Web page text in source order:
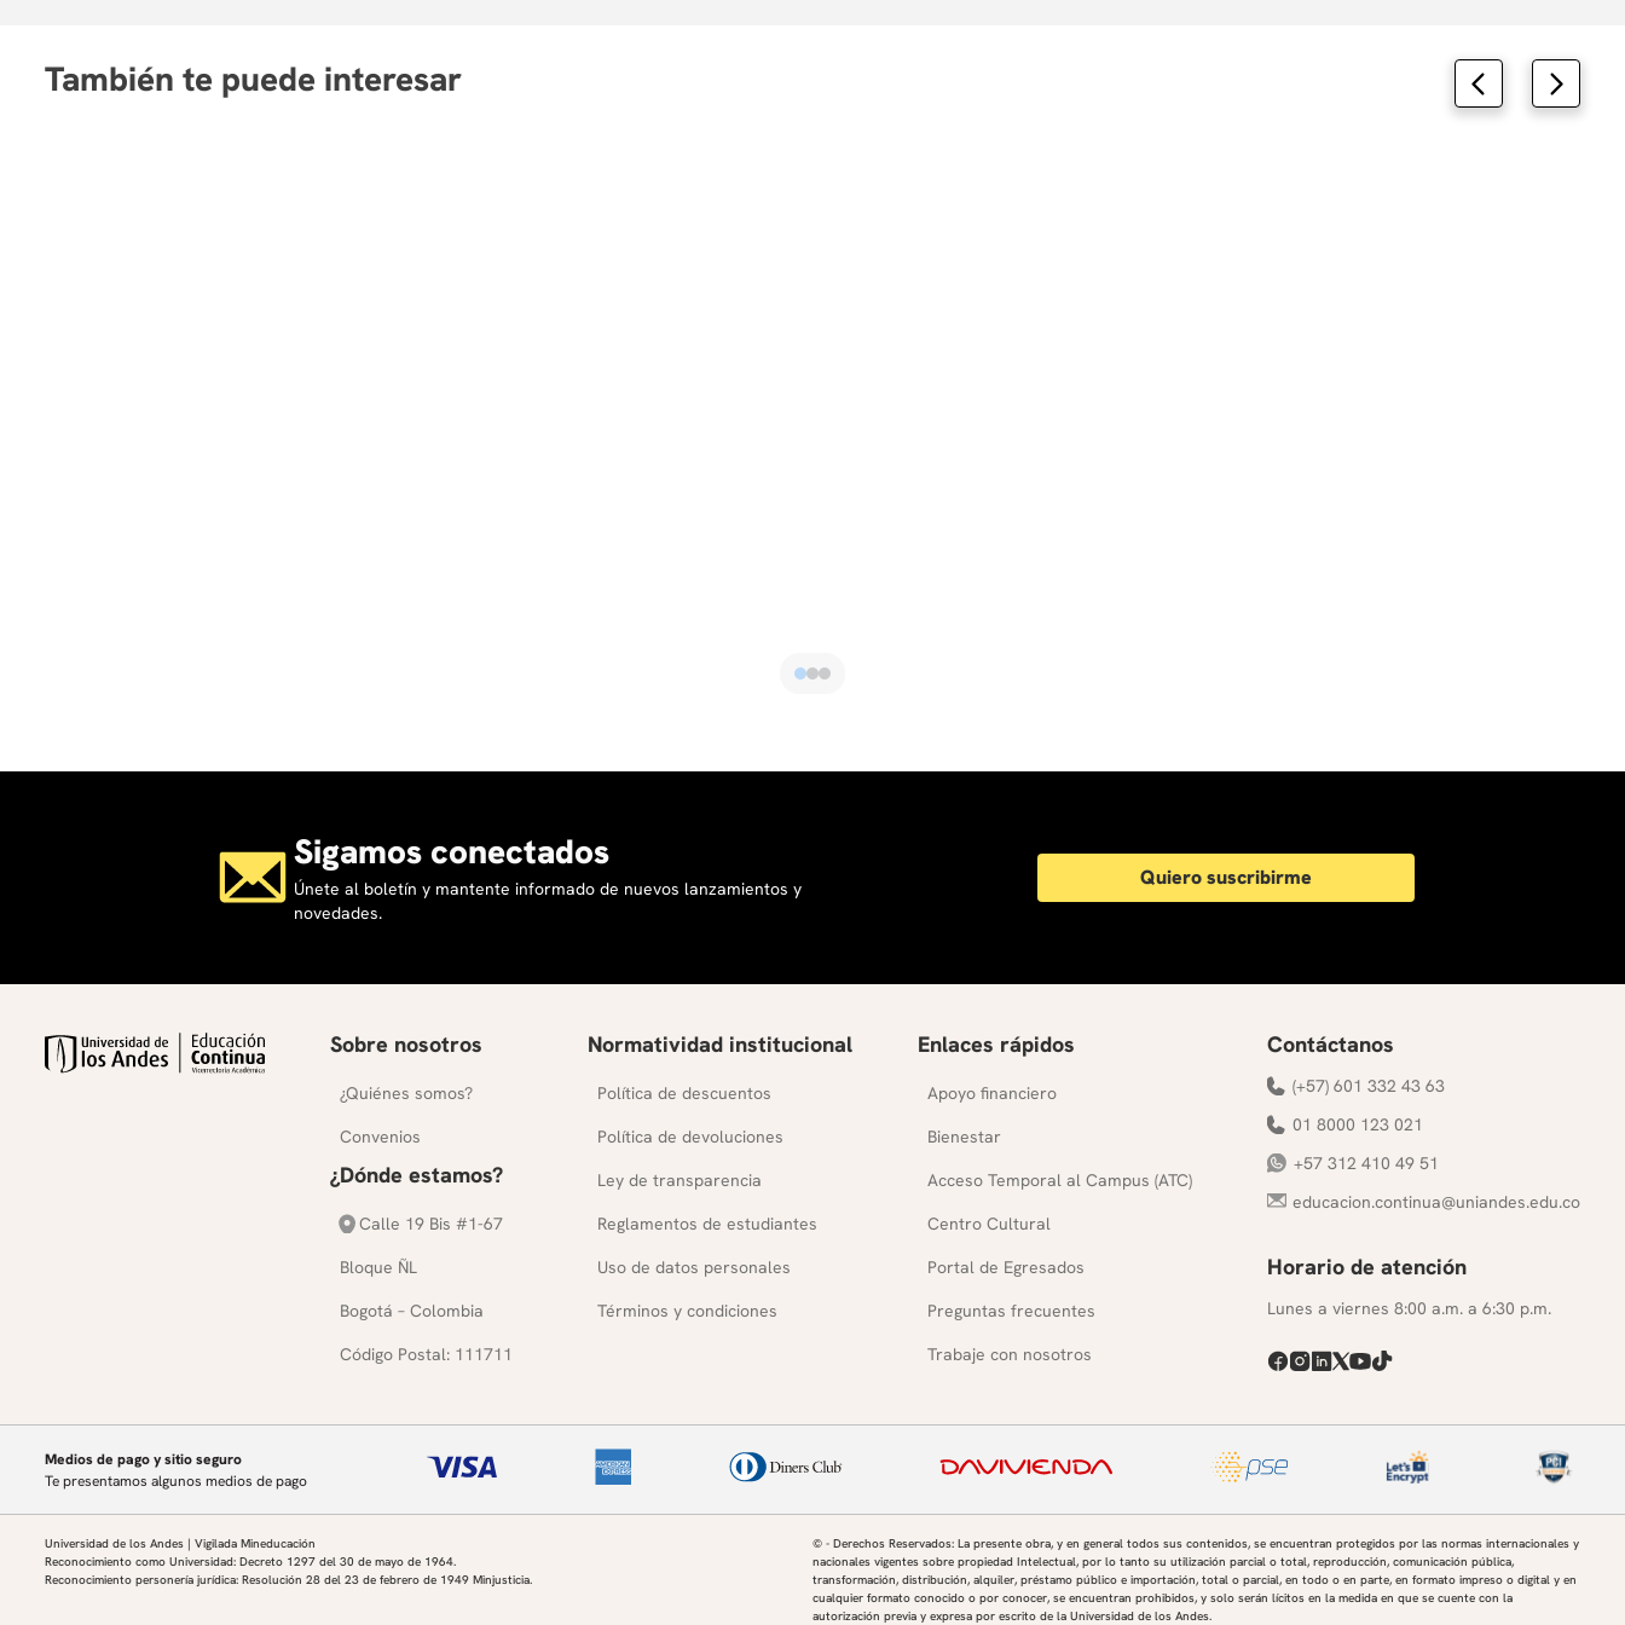
También te puede interesar
Sigamos conectados
Únete al boletín y mantente informado de nuevos lanzamientos y
novedades.
Quiero suscribirme
Sobre nosotros
¿Quiénes somos?
Convenios
¿Dónde estamos?
Calle 19 Bis #1-67
Bloque ÑL
Bogotá – Colombia
Código Postal: 111711
Normatividad institucional
Política de descuentos
Política de devoluciones
Ley de transparencia
Reglamentos de estudiantes
Uso de datos personales
Términos y condiciones
Enlaces rápidos
Apoyo financiero
Bienestar
Acceso Temporal al Campus (ATC)
Centro Cultural
Portal de Egresados
Preguntas frecuentes
Trabaje con nosotros
Contáctanos
(+57) 601 332 43 63
01 8000 123 021
+57 312 410 49 51
educacion.continua@uniandes.edu.co
Horario de atención
Lunes a viernes 8:00 a.m. a 6:30 p.m.
Medios de pago y sitio seguro
Te presentamos algunos medios de pago
Universidad de los Andes | Vigilada Mineducación
Reconocimiento como Universidad: Decreto 1297 del 30 de mayo de 1964.
Reconocimiento personería jurídica: Resolución 28 del 23 de febrero de 1949 Minjusticia.
© - Derechos Reservados: La presente obra, y en general todos sus contenidos, se encuentran protegidos por las normas internacionales y
nacionales vigentes sobre propiedad Intelectual, por lo tanto su utilización parcial o total, reproducción, comunicación pública,
transformación, distribución, alquiler, préstamo público e importación, total o parcial, en todo o en parte, en formato impreso o digital y en
cualquier formato conocido o por conocer, se encuentran prohibidos, y solo serán lícitos en la medida en que se cuente con la
autorización previa y expresa por escrito de la Universidad de los Andes.